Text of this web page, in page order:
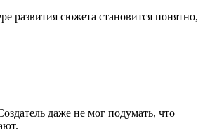
развития сюжета становится понятно,
даже не мог подумать, что